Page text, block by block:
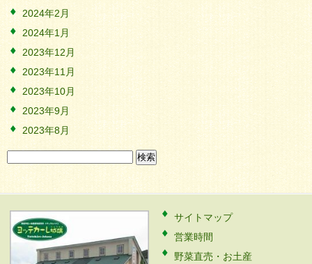
2024年2月
2024年1月
2023年12月
2023年11月
2023年10月
2023年9月
2023年8月
索:
サイトマップ
営業時間
野菜直売・お土産